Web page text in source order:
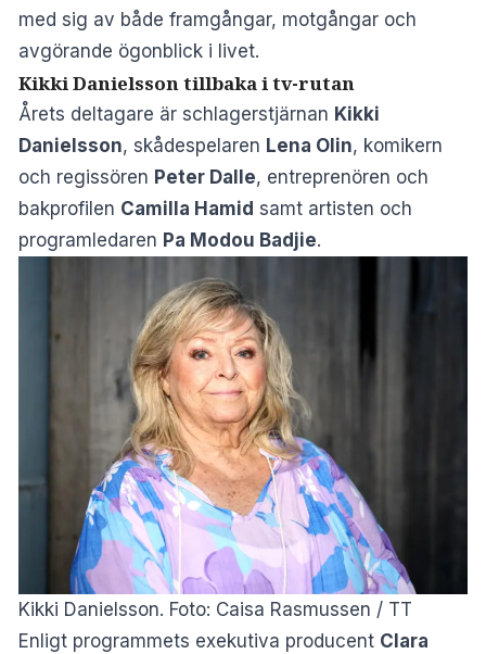
med sig av både framgångar, motgångar och
avgörande ögonblick i livet.
Kikki Danielsson tillbaka i tv-rutan
Årets deltagare är schlagerstjärnan Kikki
Danielsson, skådespelaren Lena Olin, komikern
och regissören Peter Dalle, entreprenören och
bakprofilen Camilla Hamid samt artisten och
programledaren Pa Modou Badjie.
Kikki Danielsson. Foto: Caisa Rasmussen / TT
Enligt programmets exekutiva producent Clara